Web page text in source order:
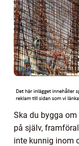
Ska du bygga
på själv,
inte kunnig inom